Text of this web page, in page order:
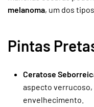
melanoma, um dos
Pintas
Ceratose
aspecto
envelhecimento.